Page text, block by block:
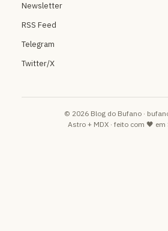
Newsletter
RSS Feed
Telegram
Twitter/X
© 2026 Blog do Bufano ·
Astro + MDX · feito com 🖤